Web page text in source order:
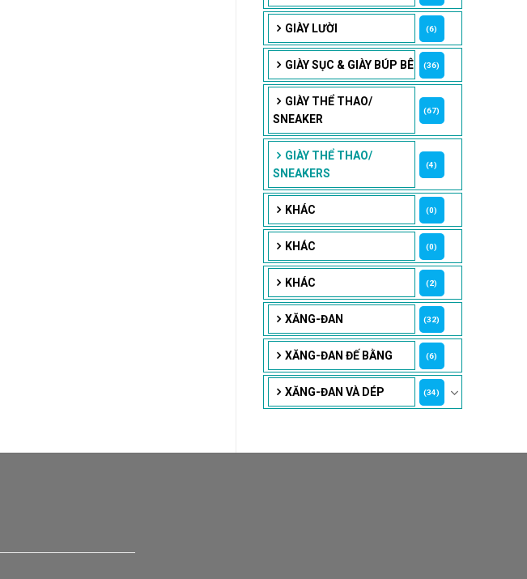
GIÀY LƯỜI (6)
GIÀY SỤC & GIÀY BÚP BÊ (36)
GIÀY THỂ THAO/
SNEAKER
(67)
GIÀY THỂ THAO/
SNEAKERS
(4)
KHÁC (0)
KHÁC (0)
KHÁC (2)
XĂNG-ĐAN (32)
XĂNG-ĐAN ĐẾ BẰNG (6)
XĂNG-ĐAN VÀ DÉP (34)